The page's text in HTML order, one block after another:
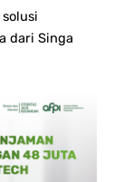
dari Singa